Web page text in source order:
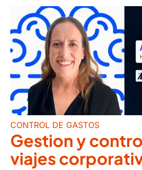
CONTROL DE GASTOS
Gestion y
viajes